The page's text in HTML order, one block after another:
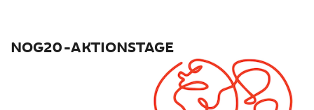
NOG20-AKTIONSTAGE